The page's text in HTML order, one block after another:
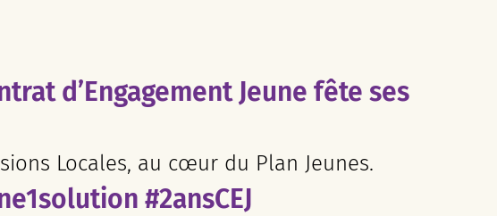
d’Engagement Jeune fête ses
Locales, au cœur du Plan Jeunes.
#2ansCEJ